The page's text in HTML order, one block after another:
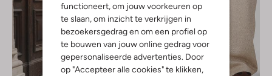
functioneert, om jouw voorkeuren op
te slaan, om inzicht te verkrijgen in
bezoekersgedrag en om een profiel op
te bouwen van jouw online gedrag voor
gepersonaliseerde advertenties. Door
op "Accepteer alle cookies" te klikken,